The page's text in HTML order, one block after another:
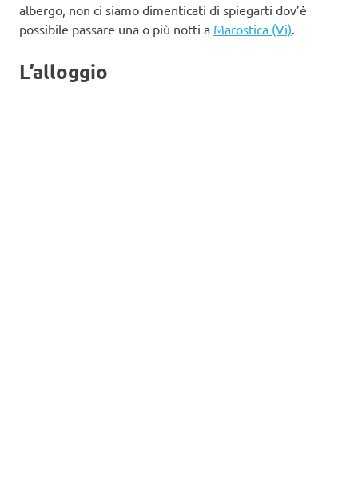
albergo, non ci siamo dimenticati di spiegarti dov’è
possibile passare una o più notti a Marostica (Vi)
L’alloggio